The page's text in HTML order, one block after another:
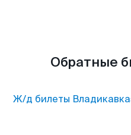
Обратные
Ж/д билеты